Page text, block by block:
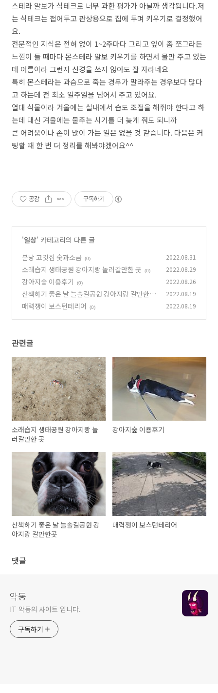
스테라 알보가 식테크로 너무 과한 평가가 아닐까 생각됩니다.저
는 식테크는 접어두고 관상용으로 집에 두며 키우기로 결정했어
요.
전문적인 지식은 전혀 없이 1~2주마다 그리고 잎이 좀 쪼그라든
느낌이 들 때마다 몬스테라 알보 키우기를 하면서 물만 주고 있는
데 여름이라 그런지 신경을 쓰지 않아도 잘 자라네요
특히 몬스테라는 과습으로 죽는 경우가 말라주는 경우보다 많다
고 하는데 전 최소 일주일을 넘어서 주고 있어요.
열대 식물이라 겨울에는 실내에서 습도 조절을 해줘야 한다고 하
는데 대신 겨울에는 물주는 시기를 더 늦게 줘도 되니까
큰 어려움이나 손이 많이 가는 일은 없을 것 같습니다. 다음은 커
팅할 때 한 번 더 정리를 해봐야겠어요^^
공감 구독하기
'일상' 카테고리의 다른 글
분당 고깃집 숯과소금
(0) 2022.08.31
소래습지 생태공원 강아지랑 놀러갈만한 곳 (0) 2022.08.29
강아지숲 이용후기 (0) 2022.08.26
산책하기 좋은 날 늘솔길공원 강아지랑 갈만한곳
(0)
2022.08.19
매력쟁이 보스턴테리어 (0) 2022.08.19
관련글
소래습지 생태공원 강아지랑 놀
러갈만한 곳
강아지숲 이용후기
산책하기 좋은 날 늘솔길공원 강
아지랑 갈만한곳
매력쟁이 보스턴테리어
댓글
악동
IT 악동의 사이트 입니다.
구독하기